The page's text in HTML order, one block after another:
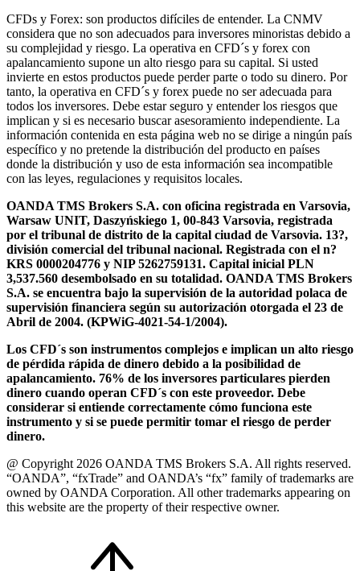
CFDs y Forex: son productos difíciles de entender. La CNMV
considera que no son adecuados para inversores minoristas debido a
su complejidad y riesgo. La operativa en CFD´s y forex con
apalancamiento supone un alto riesgo para su capital. Si usted
invierte en estos productos puede perder parte o todo su dinero. Por
tanto, la operativa en CFD´s y forex puede no ser adecuada para
todos los inversores. Debe estar seguro y entender los riesgos que
implican y si es necesario buscar asesoramiento independiente. La
información contenida en esta página web no se dirige a ningún país
específico y no pretende la distribución del producto en países
donde la distribución y uso de esta información sea incompatible
con las leyes, regulaciones y requisitos locales.
OANDA TMS Brokers S.A. con oficina registrada en Varsovia,
Warsaw UNIT, Daszyńskiego 1, 00-843 Varsovia, registrada
por el tribunal de distrito de la capital ciudad de Varsovia. 13?,
división comercial del tribunal nacional. Registrada con el n?
KRS 0000204776 y NIP 5262759131. Capital inicial PLN
3,537.560 desembolsado en su totalidad. OANDA TMS Brokers
S.A. se encuentra bajo la supervisión de la autoridad polaca de
supervisión financiera según su autorización otorgada el 23 de
Abril de 2004. (KPWiG-4021-54-1/2004).
Los CFD´s son instrumentos complejos e implican un alto riesgo
de pérdida rápida de dinero debido a la posibilidad de
apalancamiento. 76% de los inversores particulares pierden
dinero cuando operan CFD´s con este proveedor. Debe
considerar si entiende correctamente cómo funciona este
instrumento y si se puede permitir tomar el riesgo de perder
dinero.
@ Copyright 2026 OANDA TMS Brokers S.A. All rights reserved.
“OANDA”, “fxTrade” and OANDA’s “fx” family of trademarks are
owned by OANDA Corporation. All other trademarks appearing on
this website are the property of their respective owner.